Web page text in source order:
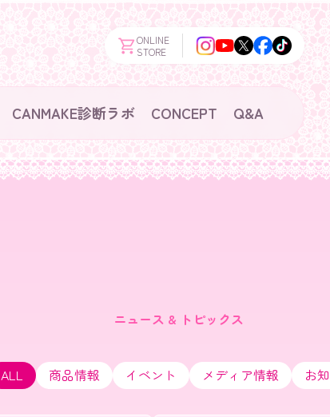
ONLINE
STORE
CANMAKE診断ラボ CONCEPT Q&A
ニュース & トピックス
ALL 商品情報 イベント メディア情報 お